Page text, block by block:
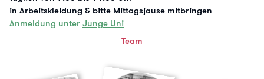
in Arbeitskleidung & bitte Mittagsjause mitbringen
Anmeldung unter Junge Uni
Team